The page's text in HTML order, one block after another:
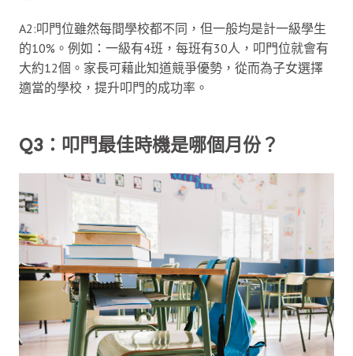
A2:叩門位雖然每間學校都不同，但一般均是計一級學生
的10%。例如：一級有4班，每班有30人，叩門位就會有
大約12個。家長可藉此知道競爭優勢，從而為子女選擇
適當的學校，提升叩門的成功率。
Q3：叩門最佳時機是哪個月份？